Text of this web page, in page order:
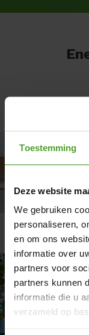
Toestemming
Deze website
We gebruiken
personaliseren,
en om ons
informatie over
partners voor
partners kunnen
informatie die u
verzameld op
Verwarmen